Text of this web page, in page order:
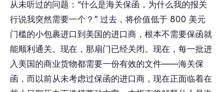
从未听过的问题：“什么是海关保函，为什么我的报关
行说我突然需要一个？” 过去，将价值低于 800 美元
门槛的小包裹进口到美国的进口商，根本不需要保函就
能顺利通关。现在，那扇门已经关闭。现在，每一批进
入美国的商业货物都需要一份有效的文件——海关保
函，而以前从未考虑过保函的进口商，现在正面临着在